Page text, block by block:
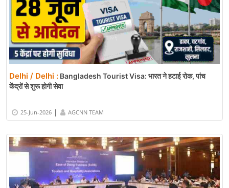
Delhi / Delhi : Bangladesh Tourist Visa: भारत ने हटाई रोक, पांच
केंद्रों से शुरू होगी सेवा
25-Jun-2026 | AGCNN TEAM